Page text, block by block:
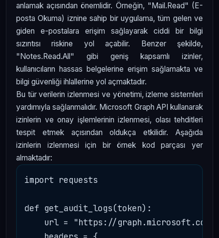
anlamak açısından önemlidir. Örneğin, "Mail.Read" (E-
posta Okuma) iznine sahip bir uygulama, tüm gelen ve
giden e-postalara erişim sağlayarak ciddi bir bilgi
sızıntısı riskine yol açabilir. Benzer şekilde,
"Notes.Read.All" gibi geniş kapsamlı izinler,
kullanıcıların hassas belgelerine erişim sağlamakta ve
bilgi güvenliği ihlallerine yol açmaktadır.
Bu tür verilerin izlenmesi ve yönetimi, izleme sistemleri
yardımıyla sağlanmalıdır. Microsoft Graph API kullanarak
izinlerin ve onay işlemlerinin izlenmesi, olası tehditleri
tespit etmek açısından oldukça etkilidir. Aşağıda
izinlerin izlenmesi için bir örnek kod parçası yer
almaktadır:
import requests
def get_audit_logs(token):
url = "https://